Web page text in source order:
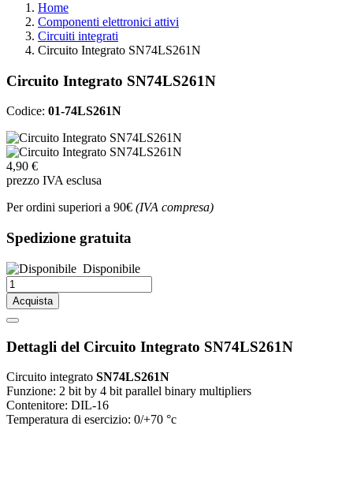
Home
Componenti elettronici attivi
Circuiti integrati
Circuito Integrato SN74LS261N
Circuito Integrato SN74LS261N
Codice: 01-74LS261N
4,90 €
prezzo IVA esclusa
Per ordini superiori a 90€ (IVA compresa)
Spedizione gratuita
Disponibile
Acquista
Dettagli del Circuito Integrato SN74LS261N
Circuito integrato SN74LS261N
Funzione: 2 bit by 4 bit parallel binary multipliers
Contenitore: DIL-16
Temperatura di esercizio: 0/+70 °c